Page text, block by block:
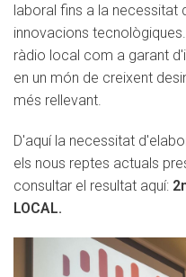
laboral fins a la necessitat
innovacions
ràdio local com a garant
en un món de creixent
més rellevant.
D'aquí la necessitat
els nous reptes actuals
consultar el resultat aquí:
LOCAL.